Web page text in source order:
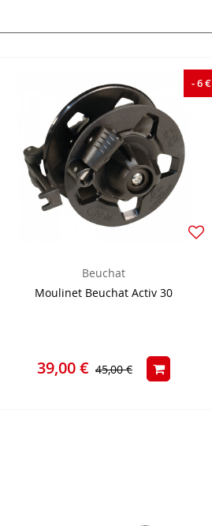
- 6 €
Beuchat
Moulinet Beuchat Activ 30
39,00 € 45,00 €